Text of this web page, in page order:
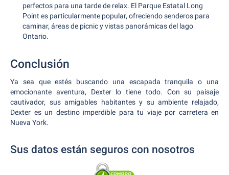
perfectos para una tarde de relax. El Parque Estatal Long
Point es particularmente popular, ofreciendo senderos para
caminar, áreas de picnic y vistas panorámicas del lago
Ontario.
Conclusión
Ya sea que estés buscando una escapada tranquila o una
emocionante aventura, Dexter lo tiene todo. Con su paisaje
cautivador, sus amigables habitantes y su ambiente relajado,
Dexter es un destino imperdible para tu viaje por carretera en
Nueva York.
Sus datos están seguros con nosotros